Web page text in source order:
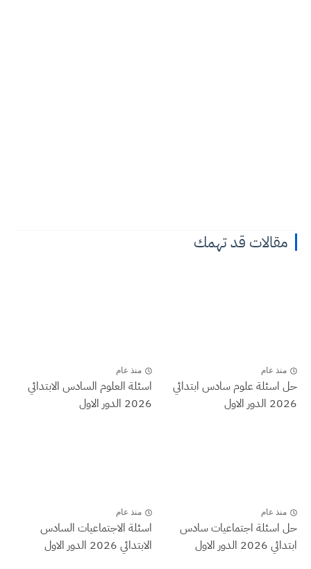
مقالات قد تهمك
منذ عام
حل اسئلة علوم سادس ابتدائي
2026 الدور الاول
منذ عام
اسئلة العلوم السادس الابتدائي
2026 الدور الاول
منذ عام
حل اسئلة اجتماعيات سادس
ابتدائي 2026 الدور الاول
منذ عام
اسئلة الاجتماعيات السادس
الابتدائي 2026 الدور الاول